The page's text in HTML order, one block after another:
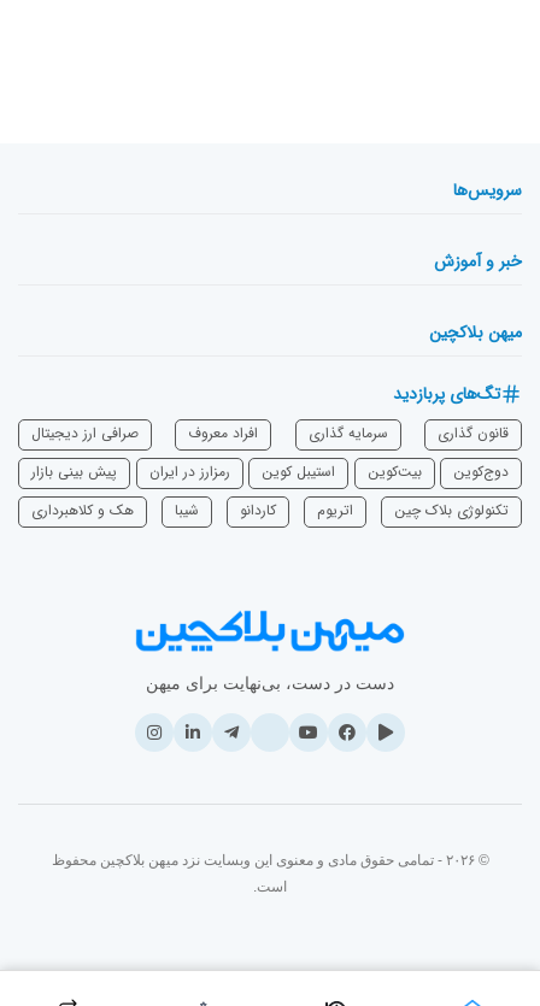
سرویس‌ها
خبر و آموزش
میهن بلاکچین
تگ‌های پربازدید
قانون گذاری سرمایه‌ گذاری افراد معروف
صرافی ارز دیجیتال
دوج‌کوین
بیت‌کوین استیبل کوین رمزارز در ایران
پیش بینی بازار
تکنولوژی بلاک چین
اتریوم ‌کاردانو شیبا هک و کلاهبرداری
دست در دست، بی‌نهایت برای میهن
© ۲۰۲۶ - تمامی حقوق مادی و معنوی این وبسایت نزد میهن بلاکچین محفوظ
است.